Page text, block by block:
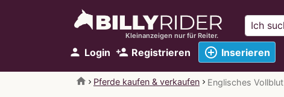
Kleinanzeigen nur für Reiter.
person Login person_add Registrieren add_circle_outline Inserieren
home Pferde kaufen & verkaufen Englisches Vollblut